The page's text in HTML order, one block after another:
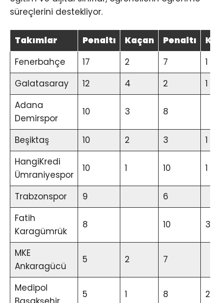
süreçlerini destekliyor.
Takımlar Penaltı Kaçan Penaltı
Fenerbahçe
17 2 7
1
Galatasaray
12 4 2
1
Adana
Demirspor
10 3 8
Beşiktaş 10 2 3
1
HangiKredi
Ümraniyespor
10 1 10 1
Trabzonspor 9
6
Fatih
Karagümrük
8 10 3
MKE
Ankaragücü
5 2 7
Medipol
5 1 8 2